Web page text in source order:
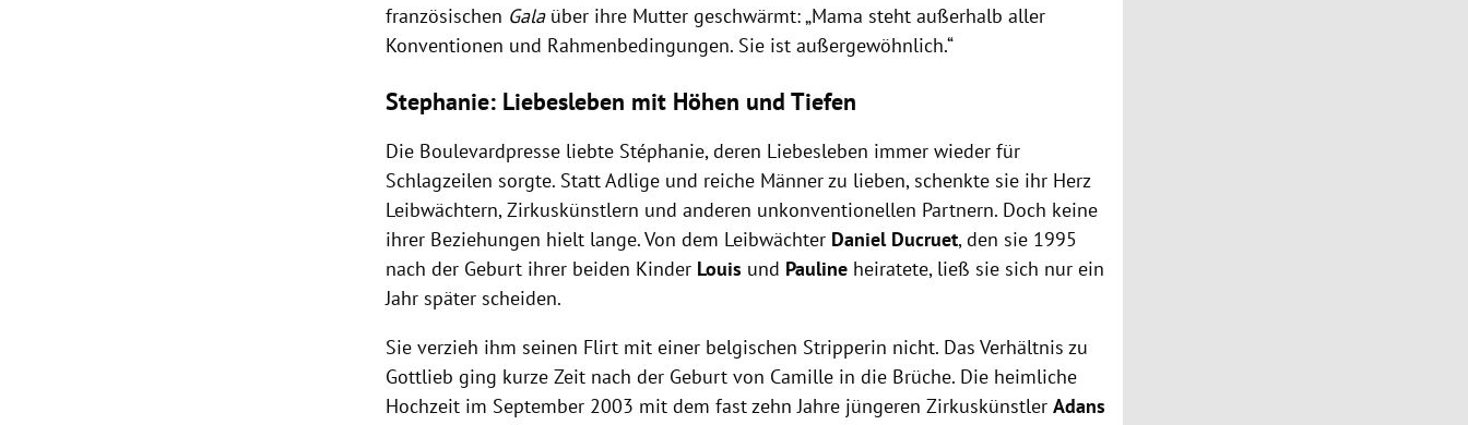
französischen Galaüber ihre Mutter geschwärmt:„Mama steht außerhalb aller
Konventionen und Rahmenbedingungen. Sie ist außergewöhnlich.“
Stephanie: Liebesleben mit Höhen und Tiefen
Die Boulevardpresse liebte Stéphanie, deren Liebesleben immer wieder für
Schlagzeilen sorgte. Statt Adlige und reiche Männer zu lieben, schenkte sie ihr Herz
Leibwächtern, Zirkuskünstlern und anderen unkonventionellen Partnern. Doch keine
ihrer Beziehungen hielt lange. Von dem Leibwächter Daniel Ducruet, den sie 1995
nach der Geburt ihrer beiden Kinder Louis und Pauline heiratete, ließ sie sich nur ein
Jahr später scheiden.
Sie verzieh ihm seinen Flirt mit einer belgischen Stripperin nicht. Das Verhältnis zu
Gottlieb ging kurze Zeit nach der Geburt von Camille in die Brüche. Die heimliche
Hochzeit im September 2003 mit dem fast zehn Jahre jüngeren ZirkuskünstlerAdans